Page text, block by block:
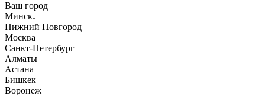
Ваш город
Минск
Нижний Новгород
Москва
Санкт-Петербург
Алматы
Астана
Бишкек
Воронеж